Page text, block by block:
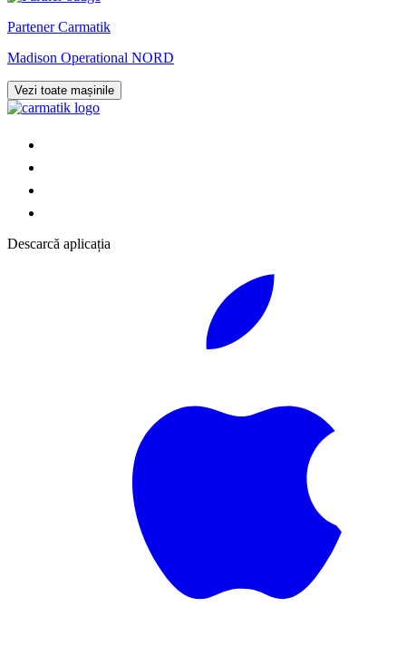
Partener Carmatik
Madison Operational NORD
Vezi toate mașinile
Descarcă aplicația